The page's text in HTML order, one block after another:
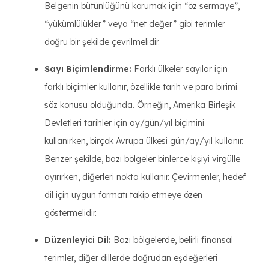
Belgenin bütünlüğünü korumak için “öz sermaye”,
“yükümlülükler” veya “net değer” gibi terimler
doğru bir şekilde çevrilmelidir.
Sayı Biçimlendirme: Farklı ülkeler sayılar için
farklı biçimler kullanır, özellikle tarih ve para birimi
söz konusu olduğunda. Örneğin, Amerika Birleşik
Devletleri tarihler için ay/gün/yıl biçimini
kullanırken, birçok Avrupa ülkesi gün/ay/yıl kullanır.
Benzer şekilde, bazı bölgeler binlerce kişiyi virgülle
ayırırken, diğerleri nokta kullanır. Çevirmenler, hedef
dil için uygun formatı takip etmeye özen
göstermelidir.
Düzenleyici Dil: Bazı bölgelerde, belirli finansal
terimler, diğer dillerde doğrudan eşdeğerleri